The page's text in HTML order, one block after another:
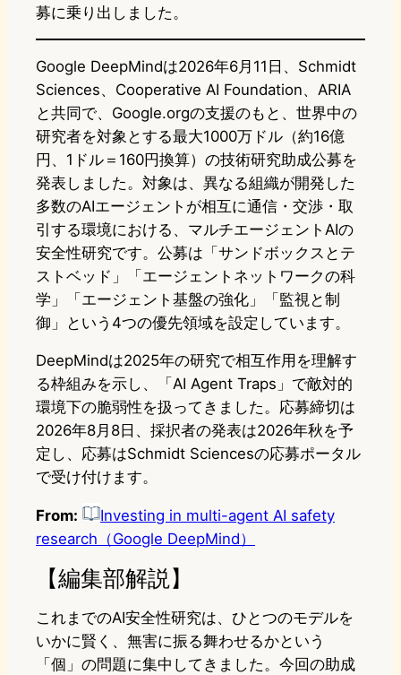
募に乗り出しました。
Google DeepMindは2026年6月11日、Schmidt
Sciences、Cooperative AI Foundation、ARIA
と共同で、Google.orgの支援のもと、世界中の
研究者を対象とする最大1000万ドル（約16億
円、1ドル＝160円換算）の技術研究助成公募を
発表しました。対象は、異なる組織が開発した
多数のAIエージェントが相互に通信・交渉・取
引する環境における、マルチエージェントAIの
安全性研究です。公募は「サンドボックスとテ
ストベッド」「エージェントネットワークの科
学」「エージェント基盤の強化」「監視と制
御」という4つの優先領域を設定しています。
DeepMindは2025年の研究で相互作用を理解す
る枠組みを示し、「AI Agent Traps」で敵対的
環境下の脆弱性を扱ってきました。応募締切は
2026年8月8日、採択者の発表は2026年秋を予
定し、応募はSchmidt Sciencesの応募ポータル
で受け付けます。
From:
Investing in multi-agent AI safety
research（Google DeepMind）
【編集部解説】
これまでのAI安全性研究は、ひとつのモデルを
いかに賢く、無害に振る舞わせるかという
「個」の問題に集中してきました。今回の助成